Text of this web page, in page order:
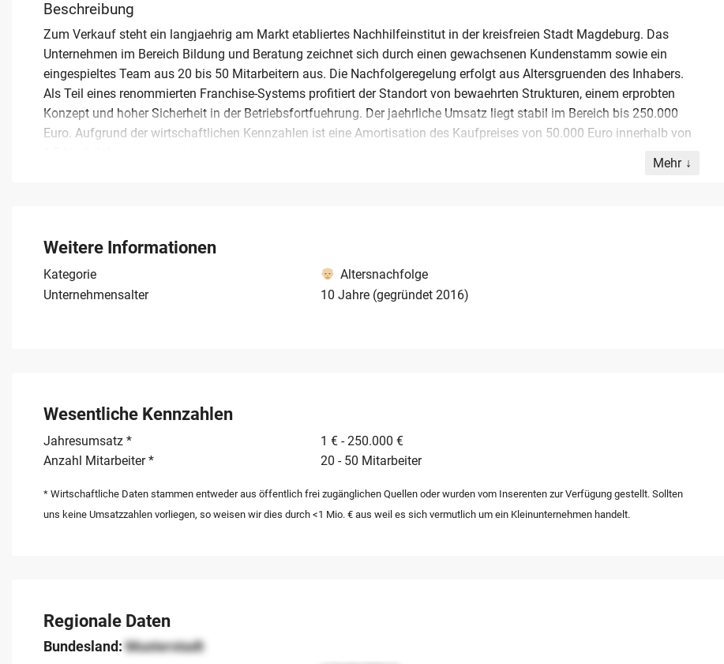
Beschreibung
Zum Verkauf steht ein langjaehrig am Markt etabliertes Nachhilfeinstitut in der kreisfreien Stadt Magdeburg. Das
Unternehmen im Bereich Bildung und Beratung zeichnet sich durch einen gewachsenen Kundenstamm sowie ein
eingespieltes Team aus 20 bis 50 Mitarbeitern aus. Die Nachfolgeregelung erfolgt aus Altersgruenden des Inhabers.
Als Teil eines renommierten Franchise-Systems profitiert der Standort von bewaehrten Strukturen, einem erprobten
Konzept und hoher Sicherheit in der Betriebsfortfuehrung. Der jaehrliche Umsatz liegt stabil im Bereich bis 250.000
Euro. Aufgrund der wirtschaftlichen Kennzahlen ist eine Amortisation des Kaufpreises von 50.000 Euro innerhalb von
Qualitaetsstandards sicherzustellen. Die bestehenden Lehrkraefte und die vollstaendige Infrastruktur ermoeglichen
eine sofortige Fortfuehrung des operativen Geschaefts ohne die ueblichen Einstiegshuerden einer Neugruendung.
Mehr
Weitere Informationen
Kategorie
Altersnachfolge
Unternehmensalter
10 Jahre (gegründet 2016)
Wesentliche Kennzahlen
Jahresumsatz *
1 € - 250.000 €
Anzahl Mitarbeiter *
20 - 50 Mitarbeiter
* Wirtschaftliche Daten stammen entweder aus öffentlich frei zugänglichen Quellen oder wurden vom Inserenten zur Verfügung gestellt. Sollten
uns keine Umsatzzahlen vorliegen, so weisen wir dies durch <1 Mio. € aus weil es sich vermutlich um ein Kleinunternehmen handelt.
Regionale Daten
Bundesland:Musterstadt